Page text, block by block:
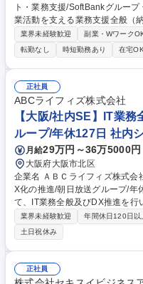
ト・業務支援/SoftBankグループ 仕事の内容 関西・中国・九州エリアの営
業活動を支える業務支援全般（
AIツールを活用した業務効率化
せします。 【詳細】営業支援業務（シリアル取得、納期調整、メーカー出
荷報告）/納期回答・納期管理/
請等の社内申請業務/各種事務・
化・業務改善/業務の標準化・マ
Chatを中心にコミュニケーショ
～2日程度の在宅勤務も可能です。 募集職種 【障がい者採用/正社
業サポート・業務支援/SoftBank
業界未経験歓迎 副業・Wワーク
転勤なし
時短勤務あり 在宅OK
正社員
ABCライフィズ株式会社
【大阪/社内SE】IT業
ループ/年休127日 社内
月給29万円～36万5000円
大阪府大阪市北区
企業名 ＡＢＣライフィズ株式会社 求人名 【大阪/社内SE】IT業務全
X化の推進/朝日放送グループ/年休127日 仕事の内容 ■当
て、IT業務全般及びDX推進を行
極的に推進しているための増員採用になります
◎DX推進（主に管理部門の業務
テム導入の企画立案/構築/プロ
ー/ネットワーク/PC等)、セキ
しており、企画や要件定義等の上流
【大阪/社内SE】IT業務全般・
業界未経験歓迎 年間休日120日以
土日祝休み
正社員